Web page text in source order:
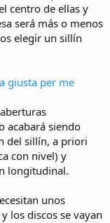
centro de ellas y
será más o menos
elegir un sillín
giusta per me
acabará siendo
del sillín, a priori
con nivel) y
longitudinal.
unos
los discos se vayan